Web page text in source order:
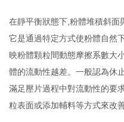
在靜平衡狀態下,粉體堆積斜面
它是通過特定方式使粉體自然
映粉體顆粒間動態摩擦系數大
體的流動性越差。一般認為休
滿足壓片過程中對流動性的要
粒表面或添加輔料等方式來改善